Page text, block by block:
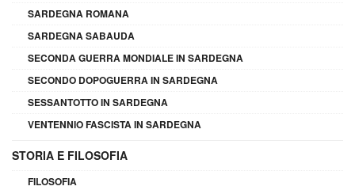
SARDEGNA ROMANA
SARDEGNA SABAUDA
SECONDA GUERRA MONDIALE IN SARDEGNA
SECONDO DOPOGUERRA IN SARDEGNA
SESSANTOTTO IN SARDEGNA
VENTENNIO FASCISTA IN SARDEGNA
STORIA E FILOSOFIA
FILOSOFIA